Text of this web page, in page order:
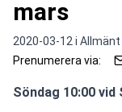
mars
2020-03-12 i Allmänt
Prenumerera via:
Söndag 10:00 vid